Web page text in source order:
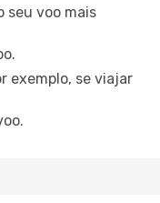
seu voo mais
exemplo, se viajar